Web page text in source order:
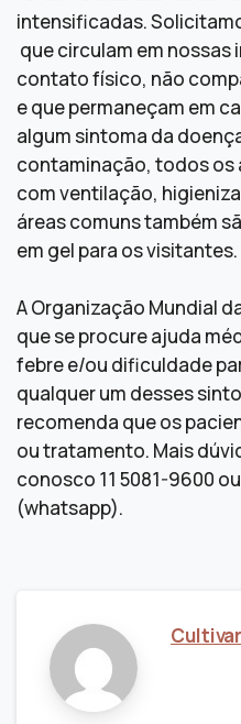
intensificadas.
que circulam em
contato físico, não
e que permaneçam em
algum sintoma da
contaminação, todos os
com ventilação,
áreas comuns também
em gel para os visitantes.
A Organização Mundial
que se procure ajuda
febre e/ou dificuldade
qualquer um desses
recomenda que os
ou tratamento. Mais
conosco 11 5081-9600
(whatsapp).